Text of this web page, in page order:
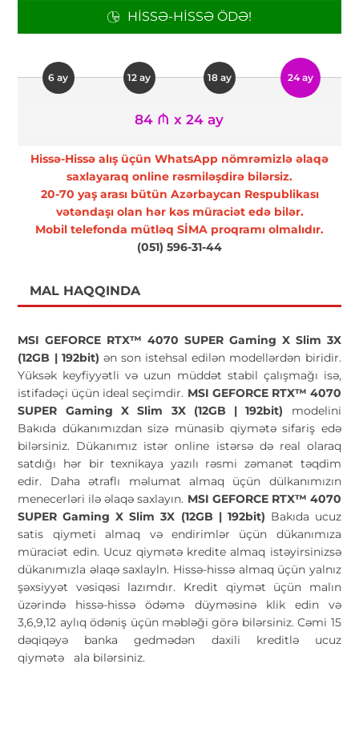
HISSƏ-HISSƏ ÖDƏ!
6 ay 12 ay 18 ay 24 ay
84 ₼ x 24 ay
Hissə-Hissə alış üçün WhatsApp nömrəmizlə əlaqə
saxlayaraq online rəsmiləşdirə bilərsiz.
20-70 yaş arası bütün Azərbaycan Respublikası
vətəndaşı olan hər kəs müraciət edə bilər.
Mobil telefonda mütləq SİMA proqramı olmalıdır.
(051) 596-31-44
MAL HAQQINDA
MSI GEFORCE RTX™ 4070 SUPER Gaming X Slim 3X
(12GB | 192bit) ən son istehsal edilən modellərdən biridir.
Yüksək keyfiyyətli və uzun müddət stabil çalışmağı isə,
istifadəçi üçün ideal seçimdir. MSI GEFORCE RTX™ 4070
SUPER Gaming X Slim 3X (12GB | 192bit) modelini
Bakıda dükanımızdan sizə münasib qiymətə sifariş edə
bilərsiniz. Dükanımız istər online istərsə də real olaraq
satdığı hər bir texnikaya yazılı rəsmi zəmanət təqdim
edir. Daha ətraflı məlumat almaq üçün dülkanımızın
menecerləri ilə əlaqə saxlayın. MSI GEFORCE RTX™ 4070
SUPER Gaming X Slim 3X (12GB | 192bit) Bakıda ucuz
satis qiymeti almaq və endirimlər üçün dükanımıza
müraciət edin. Ucuz qiymətə kredite almaq istəyirsinizsə
dükanımızla əlaqə saxlayln. Hissə-hissə almaq üçün yalnız
şəxsiyyət vəsiqəsi lazımdır. Kredit qiymət üçün malın
üzərində hissə-hissə ödəmə düyməsinə klik edin və
3,6,9,12 aylıq ödəniş üçün məbləği görə bilərsiniz. Cəmi 15
dəqiqəyə banka gedmədən daxili kreditlə ucuz
qiymətə
ala bilərsiniz.